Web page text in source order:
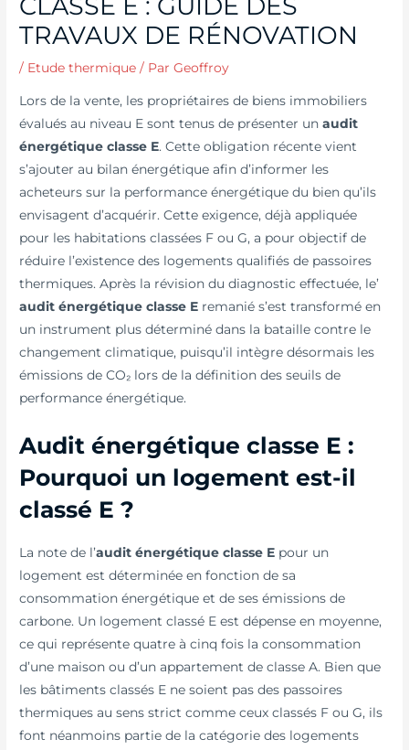
CLASSE E : GUIDE DES
TRAVAUX DE RÉNOVATION
/ Etude thermique / ParGeoffroy
Lors de la vente, les propriétaires de biens immobiliers
évalués au niveau E sont tenus de présenter unaudit
énergétique classe E. Cette obligation récente vient
s’ajouter au bilan énergétique afin d’informer les
acheteurs sur la performance énergétique du bien qu’ils
envisagent d’acquérir. Cette exigence, déjà appliquée
pour les habitations classées F ou G, a pour objectif de
réduire l’existence des logements qualifiés de passoires
thermiques. Après la révision du diagnostic effectuée, le’
audit énergétique classe E remanié s’est transformé en
un instrument plus déterminé dans la bataille contre le
changement climatique, puisqu’il intègre désormais les
émissions de CO₂ lors de la définition des seuils de
performance énergétique.
Audit énergétique classe E :
Pourquoi un logement est-il
classé E ?
La note de l’audit énergétique classe E pour un
logement est déterminée en fonction de sa
consommation énergétique et de ses émissions de
carbone. Un logement classé E est dépense en moyenne,
ce qui représente quatre à cinq fois la consommation
d’une maison ou d’un appartement de classe A. Bien que
les bâtiments classés E ne soient pas des passoires
thermiques au sens strict comme ceux classés F ou G, ils
font néanmoins partie de la catégorie des logements